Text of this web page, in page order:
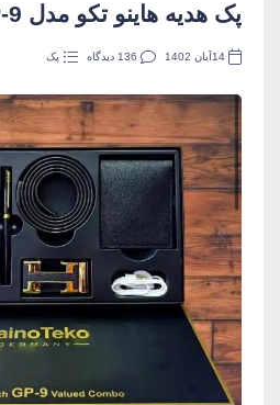
پک هدیه هاینو تکو مدل Haino Teko GP-9
136 دیدگاه پک